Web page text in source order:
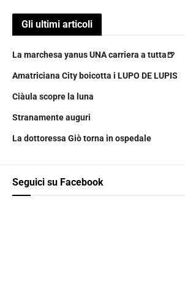
Gli ultimi articoli
La marchesa yanus UNA carriera a tutta🍺
Amatriciana City boicotta i LUPO DE LUPIS
Ciàula scopre la luna
Stranamente auguri
La dottoressa Giò torna in ospedale
Seguici su Facebook